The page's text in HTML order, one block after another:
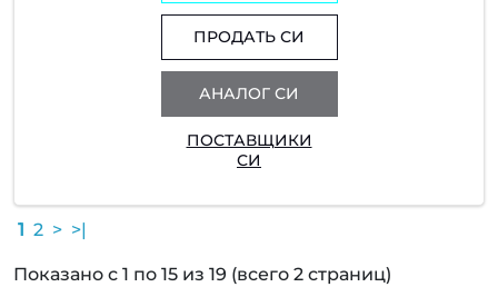
ПРОДАТЬ СИ
АНАЛОГ СИ
ПОСТАВЩИКИ
СИ
1 2 > >|
Показано с 1 по 15 из 19 (всего 2 страниц)